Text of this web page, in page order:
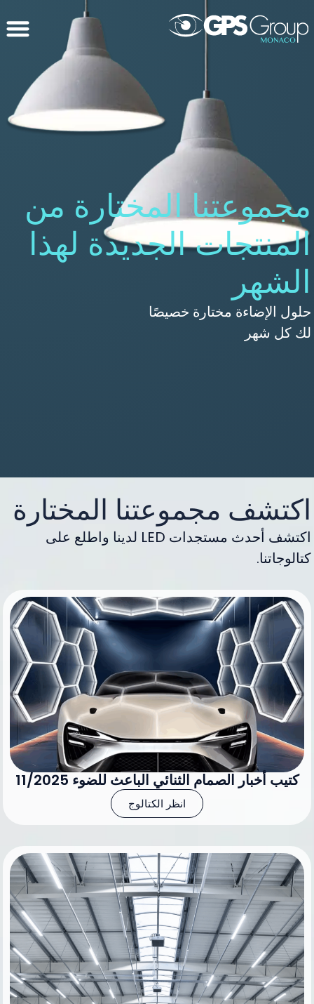
مجموعتنا المختارة من
المنتجات الجديدة لهذا
الشهر
حلول الإضاءة مختارة خصيصًا
لك كل شهر
اكتشف مجموعتنا المختارة
اكتشف أحدث مستجدات LED لدينا واطلع على
كتالوجاتنا.
كتيب أخبار الصمام الثنائي الباعث للضوء 11/2025
انظر الكتالوج